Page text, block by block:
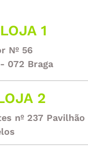
1
Nº 56
072 Braga
2
nº 237 Pavilhão